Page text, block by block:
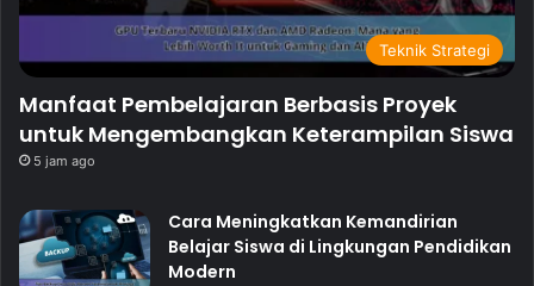
Teknik Strategi
Manfaat Pembelajaran Berbasis Proyek
untuk Mengembangkan Keterampilan Siswa
5 jam ago
Cara Meningkatkan Kemandirian
Belajar Siswa di Lingkungan Pendidikan
Modern